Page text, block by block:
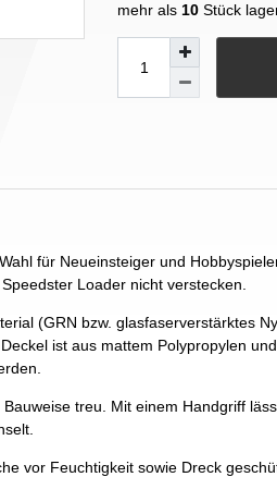
mehr als 10 Stück
für Neueinsteiger und
Loader nicht verstecken.
(GRN bzw. glasfaserverstärktes
ist aus mattem Polypropylen
treu. Mit einem Handgriff
vor Feuchtigkeit sowie Dreck